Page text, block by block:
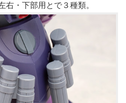
右・下部用とで３種類。